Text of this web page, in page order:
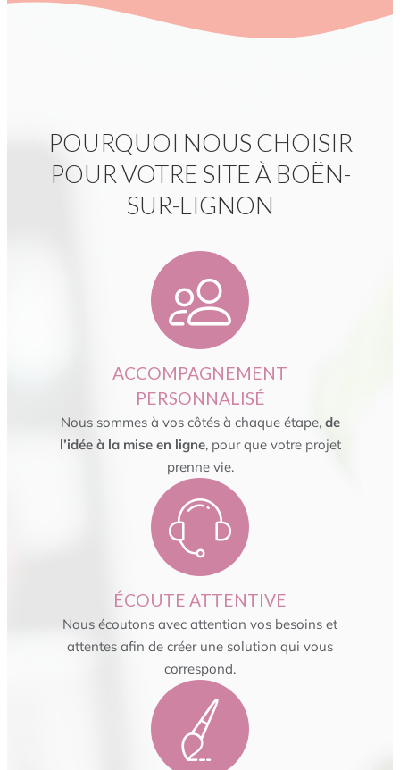
POURQUOI NOUS CHOISIR
POUR VOTRE SITE À BOËN-
SUR-LIGNON
ACCOMPAGNEMENT
PERSONNALISÉ
Nous sommes à vos côtés à chaque étape,de
l’idée à la mise en ligne, pour que votre projet
prenne vie.
ÉCOUTE ATTENTIVE
Nous écoutons avec attention vos besoins et
attentes afin de créer une solution qui vous
correspond.